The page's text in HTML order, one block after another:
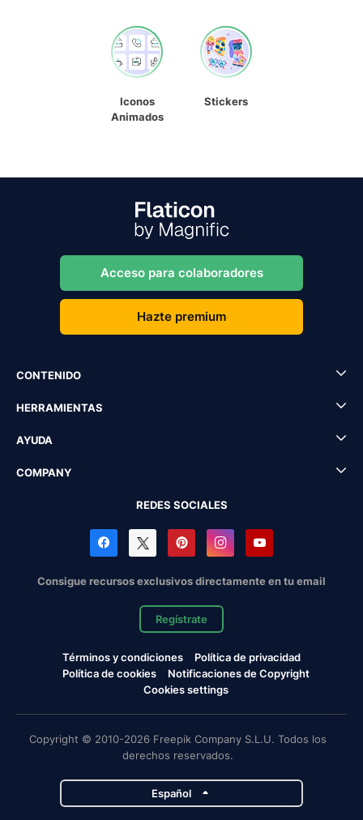
Iconos
Animados
Stickers
Acceso para colaboradores
Hazte premium
CONTENIDO
HERRAMIENTAS
AYUDA
COMPANY
REDES SOCIALES
Consigue recursos exclusivos directamente en tu email
Regístrate
Términos y condiciones
Política de privacidad
Política de cookies
Notificaciones de Copyright
Cookies settings
Copyright © 2010-2026 Freepik Company S.L.U. Todos los
derechos reservados.
Español